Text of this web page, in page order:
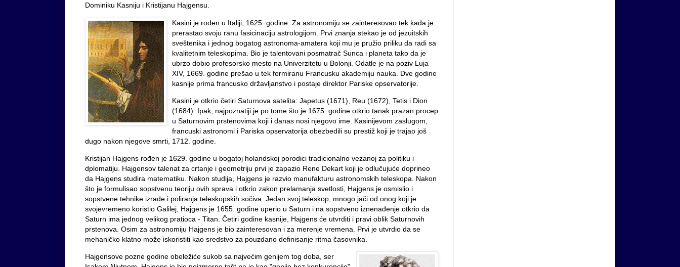
Dominiku Kasniju i Kristijanu Hajgensu.
Kasini je rođen u Italiji, 1625. godine. Za astronomiju se zainteresovao tek kada je
prerastao svoju ranu fasicinaciju astrologijom. Prvi znanja stekao je od jezuitskih
sveštenika i jednog bogatog astronoma-amatera koji mu je pružio priliku da radi sa
kvalitetnim teleskopima. Bio je talentovani posmatrač Sunca i planeta tako da je
ubrzo dobio profesorsko mesto na Univerzitetu u Bolonji. Odatle je na poziv Luja
XIV, 1669. godine prešao u tek formiranu Francusku akademiju nauka. Dve godine
kasnije prima francusko državljanstvo i postaje direktor Pariske opservatorije.
Kasini je otkrio četiri Saturnova satelita: Japetus (1671), Reu (1672), Tetis i Dion
(1684). Ipak, najpoznatiji je po tome što je 1675. godine otkrio tanak prazan procep
u Saturnovim prstenovima koji i danas nosi njegovo ime. Kasinijevom zaslugom,
francuski astronomi i Pariska opservatorija obezbedili su prestiž koji je trajao još
dugo nakon njegove smrti, 1712. godine.
Kristijan Hajgens rođen je 1629. godine u bogatoj holandskoj porodici tradicionalno vezanoj za politiku i
dplomatiju. Hajgensov talenat za crtanje i geometriju prvi je zapazio Rene Dekart koji je odlučujuće doprineo
da Hajgens studira matematiku. Nakon studija, Hajgens je razvio manufakturu astronomskih teleskopa. Nakon
što je formulisao sopstvenu teoriju ovih sprava i otkrio zakon prelamanja svetlosti, Hajgens je osmislio i
sopstvene tehnike izrade i poliranja teleskopskih sočiva. Jedan svoj teleskop, mnogo jači od onog koji je
svojevremeno koristio Galilej, Hajgens je 1655. godine uperio u Saturn i na sopstveno iznenađenje otkrio da
Saturn ima jednog velikog pratioca - Titan. Četiri godine kasnije, Hajgens će utvrditi i pravi oblik Saturnovih
prstenova. Osim za astronomiju Hajgens je bio zainteresovan i za merenje vremena. Prvi je utvrdio da se
mehaničko klatno može iskoristiti kao sredstvo za pouzdano definisanje ritma časovnika.
Hajgensove pozne godine obeležiće sukob sa najvećim genijem tog doba, ser